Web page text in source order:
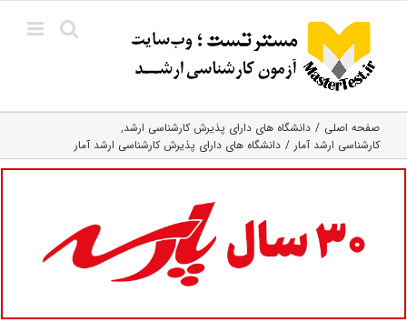
content
صفحه اصلی
دانشگاه های دارای پذیرش کارشناسی ارشد
کارشناسی ارشد آمار
دانشگاه های دارای پذیرش کارشناسی ارشد آمار